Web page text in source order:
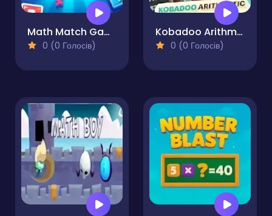
Math Match Game
0 (0 Голосів)
Kobadoo Arithmetic
0 (0 Голосів)